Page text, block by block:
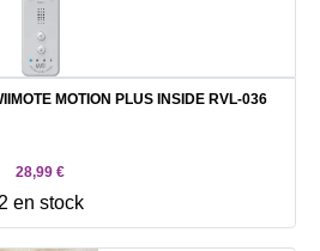
MOTION PLUS INSIDE RVL-036
28,99 €
2 en stock